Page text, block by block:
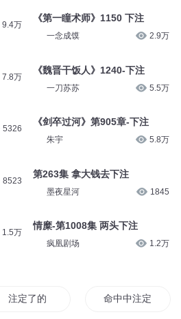
9.4万
7.8万
5326
8523
1.5万
《第一瞳术师》1150 下注
一念成馍 2.9万
《魏晋干饭人》1240-下注
一刀苏苏 5.5万
《剑卒过河》第905章-下注
朱宇 5.8万
第263集 拿大钱去下注
墨夜星河 1845
情糜-第1008集 两头下注
疯凰剧场 1.2万
注定了的 命中中注定的异